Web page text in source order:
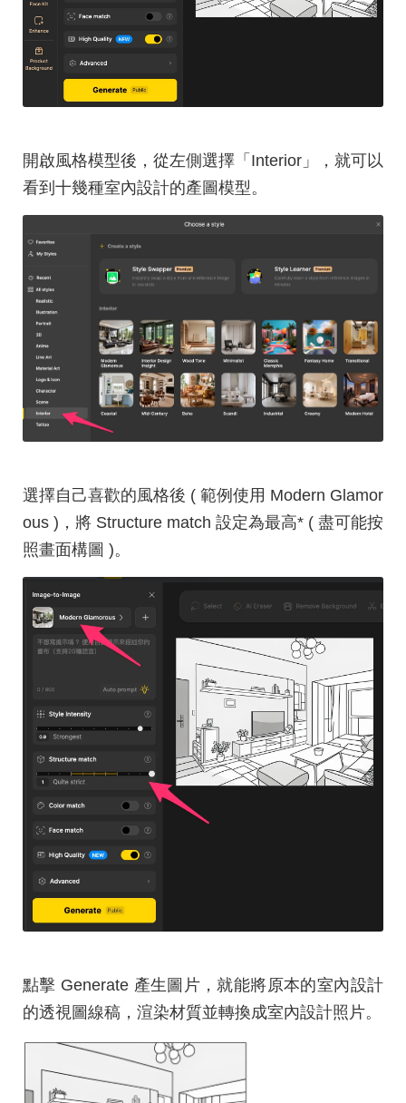
開啟風格模型後，從左側選擇「Interior」，就可以
看到十幾種室內設計的產圖模型。
選擇自己喜歡的風格後 ( 範例使用 Modern Glamor
ous )，將 Structure match 設定為最高* ( 盡可能按
照畫面構圖 )。
點擊 Generate 產生圖片，就能將原本的室內設計
的透視圖線稿，渲染材質並轉換成室內設計照片。